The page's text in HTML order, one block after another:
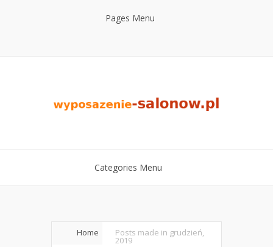
Pages Menu
Categories Menu
Home Posts made in grudzień,
2019